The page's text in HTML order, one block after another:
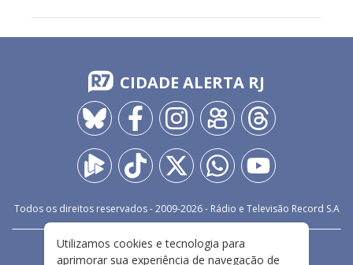
CIDADE ALERTA RJ
Todos os direitos reservados - 2009-2026- Rádio e Televisão Record S.A
FALE CONOSCO PRIVACIDADE
Utilizamos cookies e tecnologia para
aprimorar sua experiência de navegação de